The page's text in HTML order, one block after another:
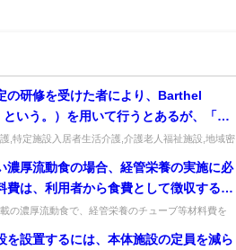
の研修を受けた者により、Barthel
いう。）を用いて行うとあるが、「一
。
,特定施設入居者生活介護,介護老人福祉施設,地域密
濃厚流動食の場合、経管栄養の実施に必
費は、利用者から食費として徴収するこ
の濃厚流動食で、経管栄養のチューブ等材料費を
を設置するには、本体施設の定員を減ら